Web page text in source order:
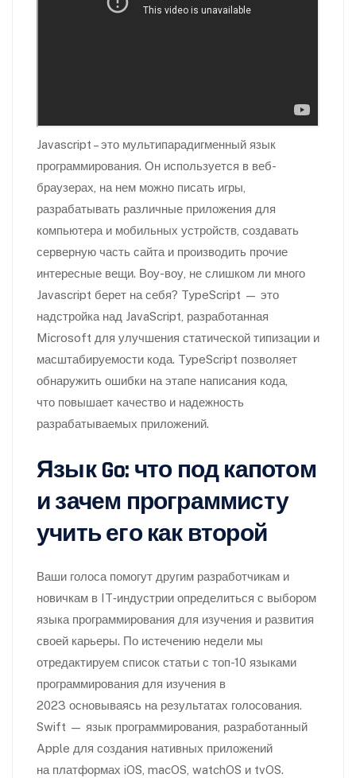
Javascript – это мультипарадигменный язык
программирования. Он используется в веб-
браузерах, на нем можно писать игры,
разрабатывать различные приложения для
компьютера и мобильных устройств, создавать
серверную часть сайта и производить прочие
интересные вещи. Воу-воу, не слишком ли много
Javascript берет на себя? TypeScript — это
надстройка над JavaScript, разработанная
Microsoft для улучшения статической типизации и
масштабируемости кода. TypeScript позволяет
обнаружить ошибки на этапе написания кода,
что повышает качество и надежность
разрабатываемых приложений.
Язык Go: что под капотом
и зачем программисту
учить его как второй
Ваши голоса помогут другим разработчикам и
новичкам в IT‑индустрии определиться с выбором
языка программирования для изучения и развития
своей карьеры. По истечению недели мы
отредактируем список статьи с топ-10 языками
программирования для изучения в
2023 основываясь на результатах голосования.
Swift — язык программирования, разработанный
Apple для создания нативных приложений
на платформах iOS, macOS, watchOS и tvOS.